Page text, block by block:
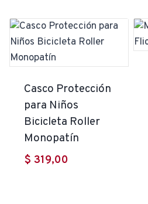
Casco Protección
para Niños
Bicicleta Roller
Monopatín
$ 319,00